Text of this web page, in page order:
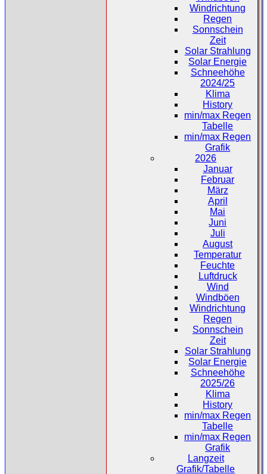
Windrichtung
Regen
Sonnschein
Zeit
Solar Strahlung
Solar Energie
Schneehöhe
2024/25
Klima
History
min/max Regen
Tabelle
min/max Regen
Grafik
2026
Januar
Februar
März
April
Mai
Juni
Juli
August
Temperatur
Feuchte
Luftdruck
Wind
Windböen
Windrichtung
Regen
Sonnschein
Zeit
Solar Strahlung
Solar Energie
Schneehöhe
2025/26
Klima
History
min/max Regen
Tabelle
min/max Regen
Grafik
Langzeit
Grafik/Tabelle